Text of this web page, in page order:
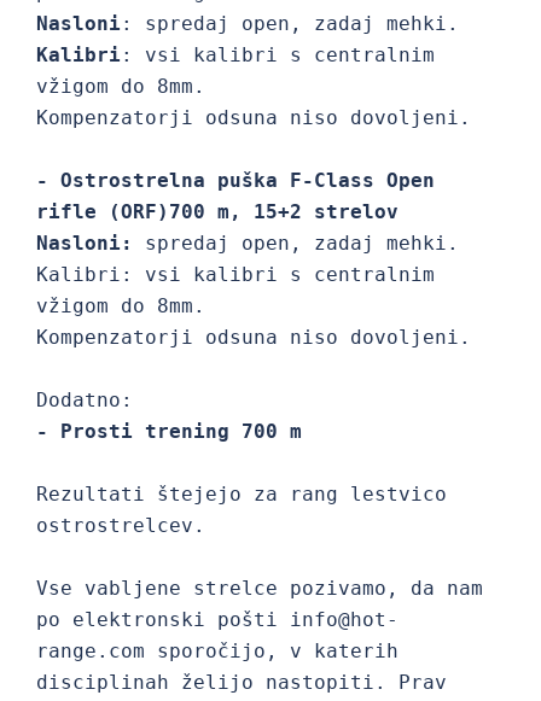
Nasloni
Kalibri: vsi kalibri s centralnim
vžigom do 8mm.
Kompenzatorji odsuna niso dovoljeni.
- Ostrostrelna puška F-Class Open
rifle (ORF)700 m, 15+2 strelov
Nasloni:
spredaj open, zadaj mehki.
Kalibri: vsi kalibri s centralnim
vžigom do 8mm.
Kompenzatorji odsuna niso dovoljeni.
- Prosti trening 700 m
Rezultati štejejo za rang lestvico
ostrostrelcev.
Vse vabljene strelce pozivamo, da nam
po elektronski pošti info@hot-
range.com sporočijo, v katerih
disciplinah želijo nastopiti. Prav